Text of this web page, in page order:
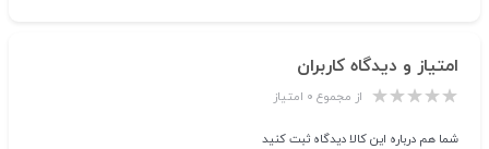
امتیاز و دیدگاه کاربران
از مجموع ۰ امتیاز
شما هم درباره این کالا دیدگاه ثبت کنید